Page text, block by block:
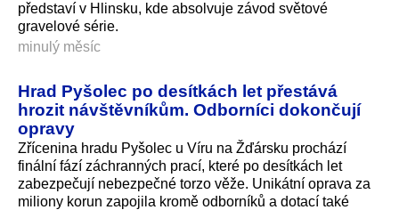
představí v Hlinsku, kde absolvuje závod světové
gravelové série.
minulý měsíc
Hrad Pyšolec po desítkách let přestává
hrozit návštěvníkům. Odborníci dokončují
opravy
Zřícenina hradu Pyšolec u Víru na Žďársku prochází
finální fází záchranných prací, které po desítkách let
zabezpečují nebezpečné torzo věže. Unikátní oprava za
miliony korun zapojila kromě odborníků a dotací také